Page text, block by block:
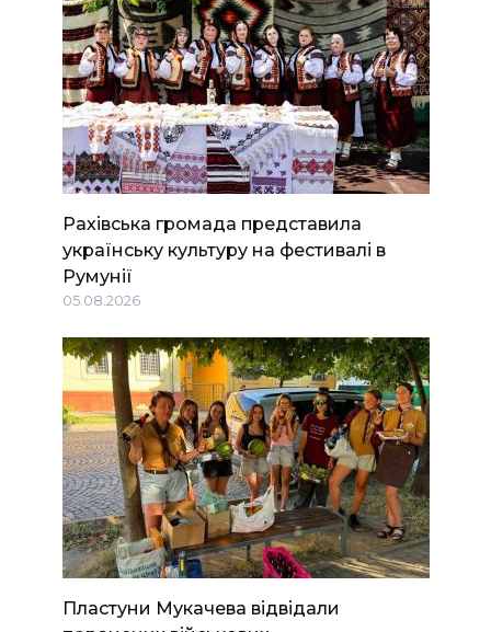
Рахівська громада представила
українську культуру на фестивалі в
Румунії
05.08.2026
Пластуни Мукачева відвідали